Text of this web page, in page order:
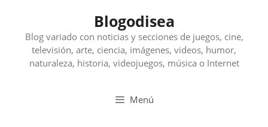
contenido
Blogodisea
Blog variado con noticias y secciones de juegos, cine,
televisión, arte, ciencia, imágenes, videos, humor,
naturaleza, historia, videojuegos, música o Internet
Menú